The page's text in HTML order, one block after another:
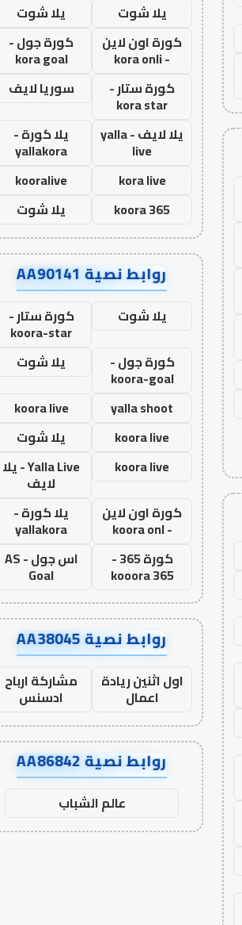
يلا شوت
يلا شوت
كورة اون لاين
- kora onli
كورة جول -
kora goal
كورة ستار -
kora star
سوريا لايف
يلا لايف - yalla
live
يلا كورة -
yallakora
kora live
kooralive
koora 365
يلا شوت
روابط نصية AA90141
يلا شوت كورة ستار -
koora-star
كورة جول -
koora-goal
يلا شوت
yalla shoot
koora live
koora live
يلا شوت
koora live
Yalla Live - يلا
لايف
كورة اون لاين
- koora onl
يلا كورة -
yallakora
كورة 365 -
kooora 365
اس جول - AS
Goal
روابط نصية AA38045
اول اثنين ريادة
اعمال
مشاركة ارباح
ادسنس
روابط نصية AA86842
عالم الشباب